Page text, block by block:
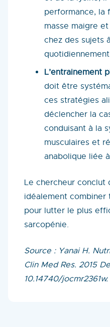
performance, la
masse maigre
chez des sujets
L’entrainement
doit être
ces stratégies
déclencher la
conduisant à la
musculaires et
anabolique liée à
Le chercheur conclut
idéalement
pour lutter le plus
sarcopénie.
Source : Yanai H.
Clin Med Res. 2015
10.14740/jocmr2361w.